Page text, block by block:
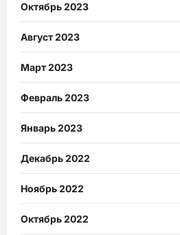
Октябрь 2023
Август 2023
Март 2023
Февраль 2023
Январь 2023
Декабрь 2022
Ноябрь 2022
Октябрь 2022